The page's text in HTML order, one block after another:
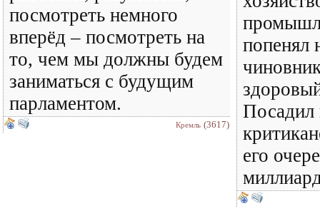
посмотреть немного
вперёд – посмотреть на
то, чем мы должны будем
заниматься с будущим
парламентом.
Кремль (3617)
попенял
Посадил
его